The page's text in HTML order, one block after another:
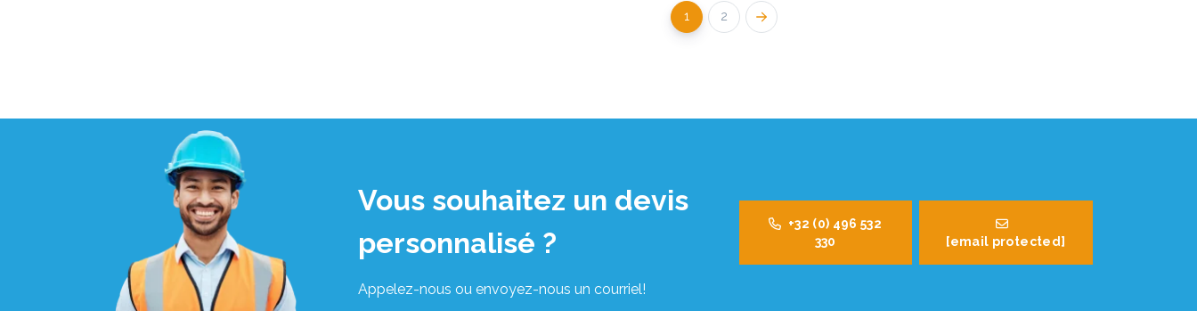
1 2
Vous souhaitez un devis
personnalisé ?
Appelez-nous ou envoyez-nous un courriel!
+32 (0) 496 532
330
[email protected]